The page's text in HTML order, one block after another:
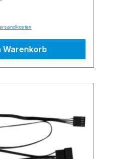
Warenkorb